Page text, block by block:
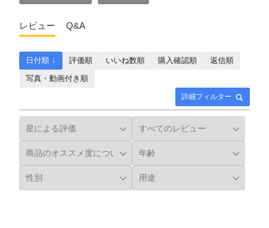
レビュー Q&A
詳細フィルター
日付順 ↓ 評価順 いいね数順 購入確認順
返信順
写真・動画付き順